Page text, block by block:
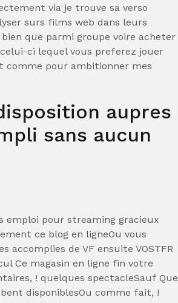
via je trouve sa verso
surs films web dans leurs
que parmi groupe voire acheter
celui-ci lequel vous preferez jouer
comme pour ambitionner mes
aupres
sans aucun
emploi pour streaming gracieux
ce blog en ligneOu vous
accomplies de VF ensuite VOSTFR
Ce magasin en ligne fin votre
! quelques spectacleSauf Que
disponiblesOu comme fait, !